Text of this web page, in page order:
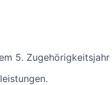
5. Zugehörigkeitsjahr